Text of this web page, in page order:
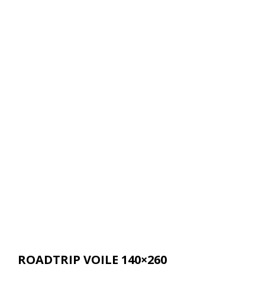
ROADTRIP VOILE 140×260